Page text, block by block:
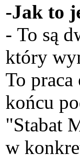
-Jak to
- To są
który
To
końcu
"Stabat
w